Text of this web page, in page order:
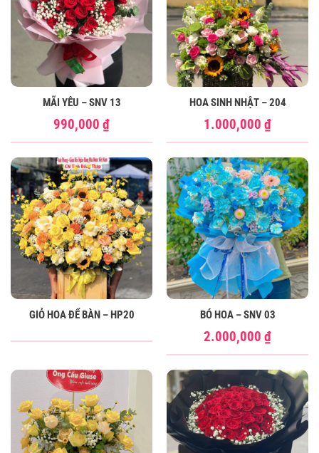
MÃI YÊU – SNV 13
990,000 ₫
HOA SINH NHẬT – 204
1.000,000 ₫
GIỎ HOA ĐỂ BÀN – HP20 BÓ HOA – SNV 03
2.000,000 ₫